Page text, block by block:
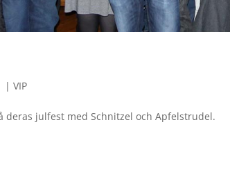
|VIP
julfest med Schnitzel och Apfelstrudel.